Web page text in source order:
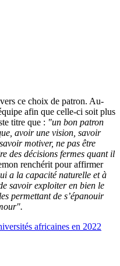
ce choix de patron. Au-
afin que celle-ci soit plus
titre que : "un bon patron
avoir une vision, savoir
motiver, ne pas être
des décisions fermes quant il
renchérit pour affirmer
a la capacité naturelle et à
savoir exploiter en bien le
permettant de s’épanouir
africaines en 2022